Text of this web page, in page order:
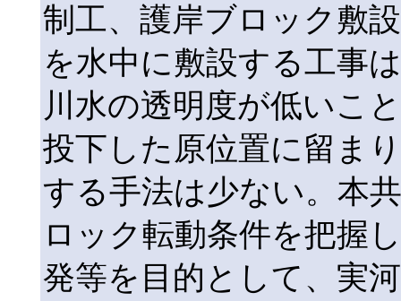
制工、護岸ブロック敷
を水中に敷設する工事
川水の透明度が低いこ
投下した原位置に留ま
する手法は少ない。本
ロック転動条件を把握
発等を目的として、実